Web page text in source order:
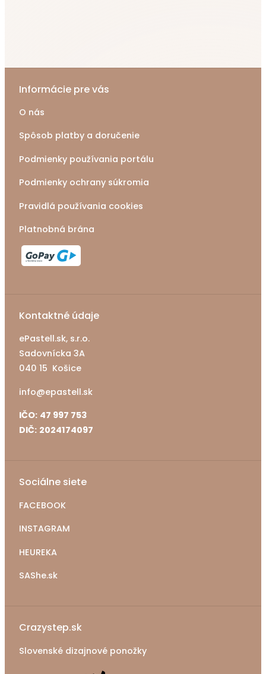
Informácie pre vás
O nás
Spôsob platby a doručenie
Podmienky používania portálu
Podmienky ochrany súkromia
Pravidlá používania cookies
Platnobná brána
Kontaktné údaje
ePastell.sk, s.r.o.
Sadovnícka 3A
040 15 Košice
info@epastell.sk
IČO: 47 997 753
DIČ: 2024174097
Sociálne siete
FACEBOOK
INSTAGRAM
HEUREKA
SAShe.sk
Crazystep.sk
Slovenské dizajnové ponožky